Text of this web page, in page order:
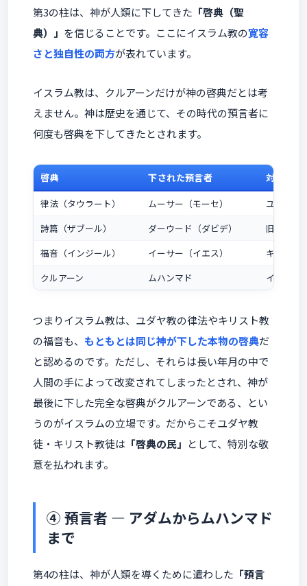
第3の柱は、神が人類に下してきた 「啓典（聖
典）」 を信じることです。ここにイスラム教の寛容
さと独自性の両方が表れています。
イスラム教は、クルアーンだけが神の啓典だとは考
えません。神は歴史を通じて、その時代の預言者に
何度も啓典を下してきたとされます。
啓典 下された預言者
対応
律法（タウラート）
ムーサー（モーセ）
ユダヤ教
詩篇（ザブール）
ダーウード（ダビデ）
旧約聖書
福音（インジール）
イーサー（イエス）
キリスト
クルアーン
ムハンマド イスラム
つまりイスラム教は、ユダヤ教の律法やキリスト教
の福音も、 もともとは同じ神が下した本物の啓典だ
と認めるのです。ただし、それらは長い年月の中で
人間の手によって改変されてしまったとされ、神が
最後に下した完全な啓典がクルアーンである、とい
うのがイスラムの立場です。だからこそユダヤ教
徒・キリスト教徒は 「啓典の民」 として、特別な敬
意を払われます。
④ 預言者 ― アダムからムハンマド
まで
第4の柱は、神が人類を導くために遣わした 「預言